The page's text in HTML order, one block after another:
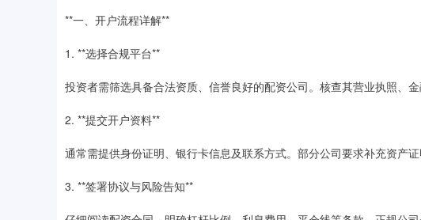
**一、开户流程详解**
1. **选择合规平台**
投资者需筛选具备合法资质、信誉良好的配资公司。核查其营业执照、
2. **提交开户资料**
通常需提供身份证明、银行卡信息及联系方式。部分公司要求补充资产证
3. **签署协议与风险告知**